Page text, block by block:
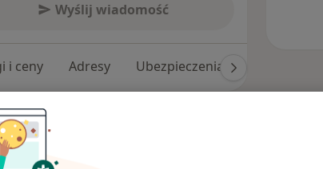
Wyślij wiadomość
i ceny Adresy Ubezpieczenia